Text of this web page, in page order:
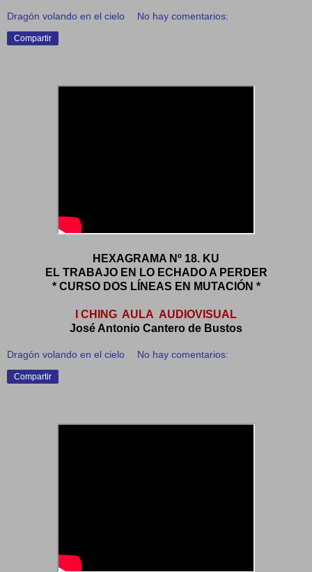
Dragón volando en el cielo No hay comentarios:
Compartir
HEXAGRAMA Nº 18. KU
EL TRABAJO EN LO ECHADO A PERDER
* CURSO DOS LÍNEAS EN MUTACIÓN *
I CHING AULA AUDIOVISUAL
José Antonio Cantero de Bustos
Dragón volando en el cielo No hay comentarios:
Compartir